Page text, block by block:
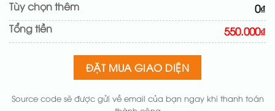
Đổi màu chủ đạo theo tông của logo
Sửa danh mục và sắp xếp lại đề mục menu cho
chuẩn(+200.000₫)
Thay đổi bố cục trang chủ (đơn giản)
Thêm các nút liên hệ nhanh(+50.000₫)
Tùy chọn thêm 0₫
Tổng tiền 550.000₫
ĐẶT MUA GIAO DIỆN
Source code sẽ được gửi về email của bạn ngay khi thanh toán